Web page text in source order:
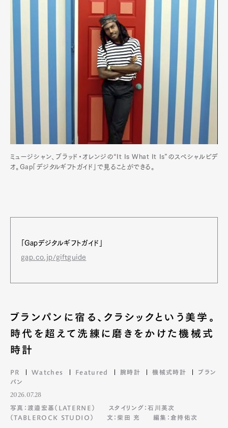
ミュージシャン、ブラッド・オレンジの“It Is What It Is”のスペシャルビデ
オ。Gap「デジタルギフトガイド」で見ることができる。
「Gapデジタルギフトガイド」
gap.co.jp/giftguide
ブランパンに宿る、クラシックという美学。
時代を超えて洗練に磨きをかけた機械式
時計
PR Watches Featured 腕時計 機械式時計
ブラン
パン
2026.07.28
写真：渡邉宏基（LATERNE）
スタイリング：石川英次
（TABLEROCK STUDIO）
文：柴田 充 編集：倉持佑次